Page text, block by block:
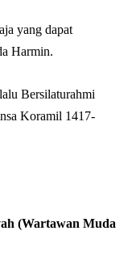
yang dapat
Harmin.
Bersilaturahmi
Koramil 1417-
(Wartawan Muda